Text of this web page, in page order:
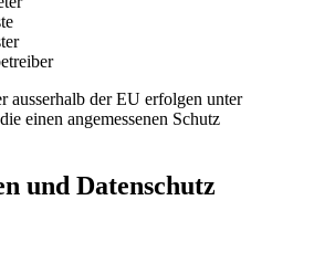
ausserhalb der EU erfolgen unter
einen angemessenen Schutz
und Datenschutz